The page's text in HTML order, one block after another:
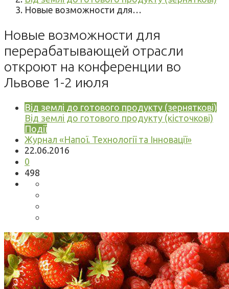
Новые возможности для…
Новые возможности для
перерабатывающей отрасли
откроют на конференции во
Львове 1-2 июля
Від землі до готового продукту (зерняткові)
Від землі до готового продукту (кісточкові)
Події
Журнал «Напої. Технології та Інновації»
22.06.2016
0
498